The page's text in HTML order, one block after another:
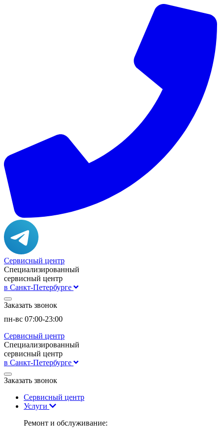
Сервисный центр
Специализированный
сервисный центр
в Санкт-Петербурге
Заказать звонок
пн-вс 07:00-23:00
Сервисный центр
Специализированный
сервисный центр
в Санкт-Петербурге
Заказать звонок
Сервисный центр
Услуги
Ремонт и обслуживание: